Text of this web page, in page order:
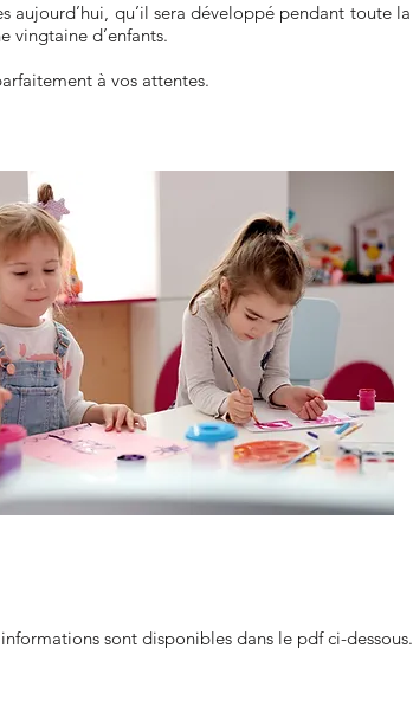
aujourd’hui, qu’il sera développé pendant toute la
vingtaine d’enfants.
à vos attentes.
sont disponibles dans le pdf ci-dessous.